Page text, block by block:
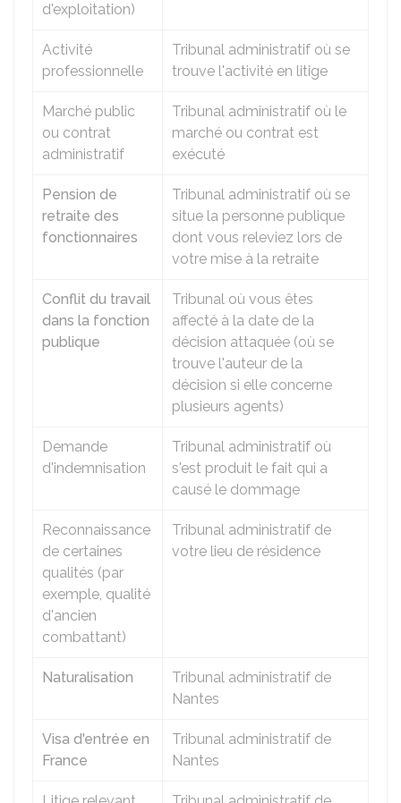
d'exploitation)
Activité
professionnelle
Tribunal administratif où se
trouve l'activité en litige
Marché public
ou contrat
administratif
Tribunal administratif où le
marché ou contrat est
exécuté
Pension de
retraite des
fonctionnaires
Tribunal administratif où se
situe la personne publique
dont vous releviez lors de
votre mise à la retraite
Conflit du travail
dans la fonction
publique
Tribunal où vous êtes
affecté à la date de la
décision attaquée (où se
trouve l'auteur de la
décision si elle concerne
plusieurs agents)
Demande
d'indemnisation
Tribunal administratif où
s'est produit le fait qui a
causé le dommage
Reconnaissance
de certaines
qualités (par
exemple, qualité
d'ancien
combattant)
Tribunal administratif de
votre lieu de résidence
Naturalisation
Tribunal administratif de
Nantes
Visa d'entrée en
France
Tribunal administratif de
Nantes